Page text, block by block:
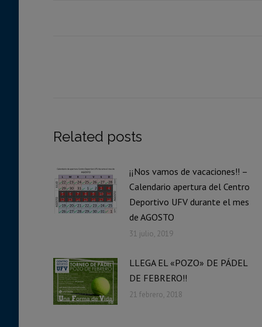
Related posts
¡¡Nos vamos de vacaciones!! –
Calendario apertura del Centro
Deportivo UFV durante el mes
de AGOSTO
31 julio, 2019
LLEGA EL «POZO» DE PÁDEL
DE FEBRERO!!
21 febrero, 2018